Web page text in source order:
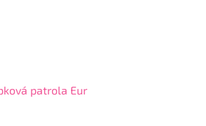
patrola Eur